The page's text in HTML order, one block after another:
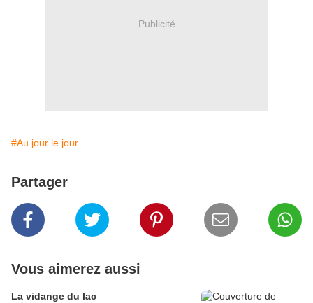
Publicité
#Au jour le jour
Partager
Vous aimerez aussi
La vidange du lac